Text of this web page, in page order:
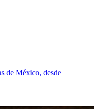
de México, desde